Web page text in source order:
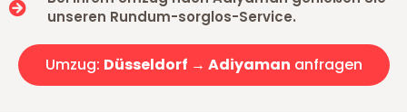
unseren Rundum-sorglos-Service.
Umzug: Düsseldorf → Adiyaman anfragen